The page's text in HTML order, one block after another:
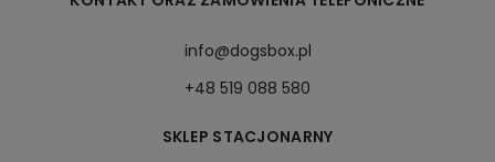
info@dogsbox.pl
+48 519 088 580
SKLEP STACJONARNY